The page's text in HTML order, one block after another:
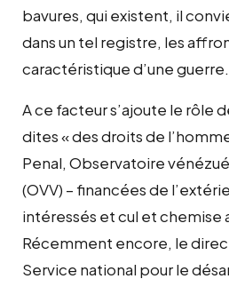
bavures, qui existent, il
dans un tel registre, les
caractéristique d’une guerre.
A ce facteur s’ajoute le rôle
dites « des droits de
Penal, Observatoire
(OVV) – financées de
intéressés et cul et chemise
Récemment encore, le
Service national pour le